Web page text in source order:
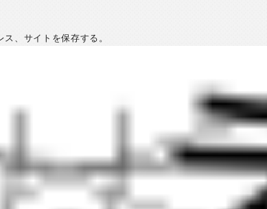
、サイトを保存する。